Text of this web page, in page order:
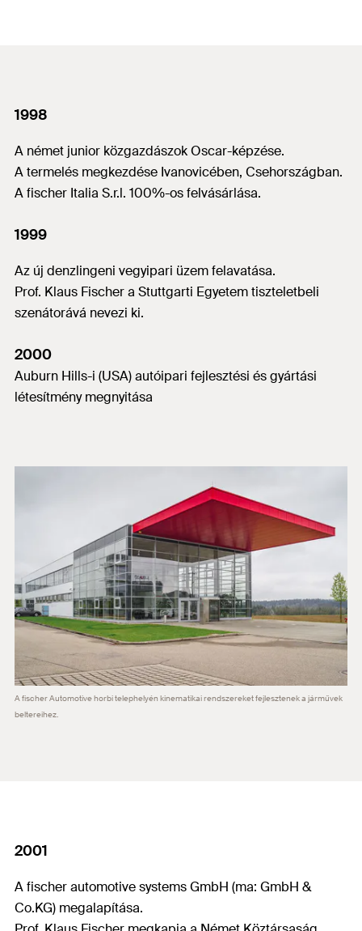
1998
A német junior közgazdászok Oscar-képzése.
A termelés megkezdése Ivanovicében, Csehországban.
A fischer Italia S.r.l. 100%-os felvásárlása.
1999
Az új denzlingeni vegyipari üzem felavatása.
Prof. Klaus Fischer a Stuttgarti Egyetem tiszteletbeli
szenátorává nevezi ki.
2000
Auburn Hills-i (USA) autóipari fejlesztési és gyártási
létesítmény megnyitása
A fischer Automotive horbi telephelyén kinematikai rendszereket fejlesztenek a járművek
beltereihez.
2001
A fischer automotive systems GmbH (ma: GmbH &
Co.KG) megalapítása.